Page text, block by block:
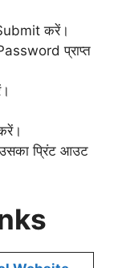
करें।
प्राप्त
प्रिंट आउट